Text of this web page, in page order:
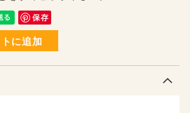
保存
に追加